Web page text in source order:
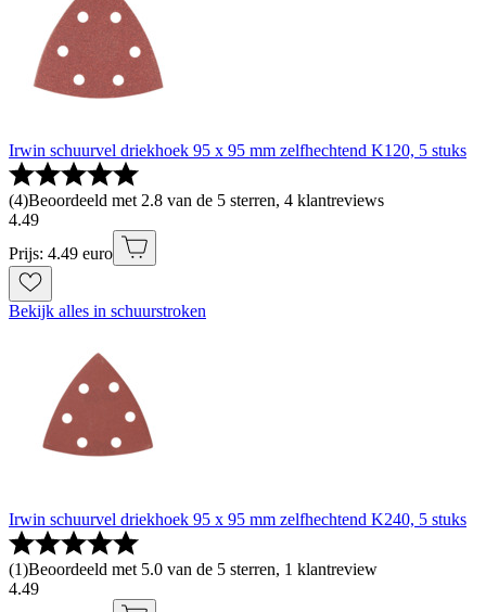
Irwin schuurvel driekhoek 95 x 95 mm zelfhechtend K120, 5 stuks
(4)Beoordeeld met 2.8 van de 5 sterren, 4 klantreviews
4.49
Prijs: 4.49 euro
Bekijk alles in schuurstroken
Irwin schuurvel driekhoek 95 x 95 mm zelfhechtend K240, 5 stuks
(1)Beoordeeld met 5.0 van de 5 sterren, 1 klantreview
4.49